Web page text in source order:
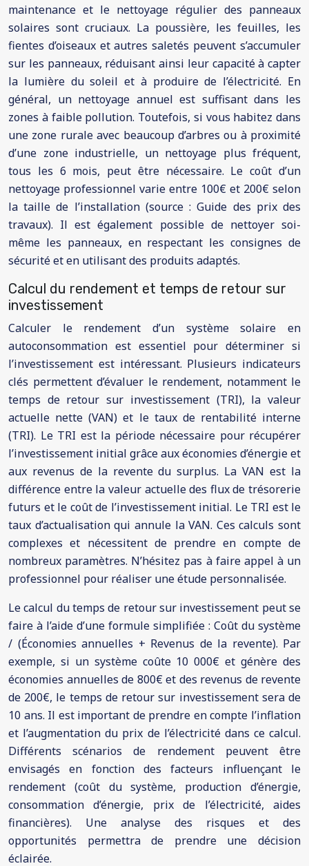
maintenance et le nettoyage régulier des panneaux
solaires sont cruciaux. La poussière, les feuilles, les
fientes d’oiseaux et autres saletés peuvent s’accumuler
sur les panneaux, réduisant ainsi leur capacité à capter
la lumière du soleil et à produire de l’électricité. En
général, un nettoyage annuel est suffisant dans les
zones à faible pollution. Toutefois, si vous habitez dans
une zone rurale avec beaucoup d’arbres ou à proximité
d’une zone industrielle, un nettoyage plus fréquent,
tous les 6 mois, peut être nécessaire. Le coût d’un
nettoyage professionnel varie entre 100€ et 200€ selon
la taille de l’installation (source : Guide des prix des
travaux). Il est également possible de nettoyer soi-
même les panneaux, en respectant les consignes de
sécurité et en utilisant des produits adaptés.
Calcul du rendement et temps de retour sur
investissement
Calculer le rendement d’un système solaire en
autoconsommation est essentiel pour déterminer si
l’investissement est intéressant. Plusieurs indicateurs
clés permettent d’évaluer le rendement, notamment le
temps de retour sur investissement (TRI), la valeur
actuelle nette (VAN) et le taux de rentabilité interne
(TRI). Le TRI est la période nécessaire pour récupérer
l’investissement initial grâce aux économies d’énergie et
aux revenus de la revente du surplus. La VAN est la
différence entre la valeur actuelle des flux de trésorerie
futurs et le coût de l’investissement initial. Le TRI est le
taux d’actualisation qui annule la VAN. Ces calculs sont
complexes et nécessitent de prendre en compte de
nombreux paramètres. N’hésitez pas à faire appel à un
professionnel pour réaliser une étude personnalisée.
Le calcul du temps de retour sur investissement peut se
faire à l’aide d’une formule simplifiée : Coût du système
/ (Économies annuelles + Revenus de la revente). Par
exemple, si un système coûte 10 000€ et génère des
économies annuelles de 800€ et des revenus de revente
de 200€, le temps de retour sur investissement sera de
10 ans. Il est important de prendre en compte l’inflation
et l’augmentation du prix de l’électricité dans ce calcul.
Différents scénarios de rendement peuvent être
envisagés en fonction des facteurs influençant le
rendement (coût du système, production d’énergie,
consommation d’énergie, prix de l’électricité, aides
financières). Une analyse des risques et des
opportunités permettra de prendre une décision
éclairée.